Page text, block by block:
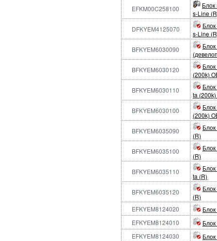
EFKM00C258100
s-Line
DFKYEM4125070
s-Line
BFKYEM6030090
BFKYEM6030120
(200k)
BFKYEM6030110
ta (200k)
BFKYEM6030100
(200k)
BFKYEM6035090
(R)
BFKYEM6035100
(R)
BFKYEM6035110
ta (R)
BFKYEM6035120
(R)
EFKYEM8124020
EFKYEM8124010
EFKYEM8124030